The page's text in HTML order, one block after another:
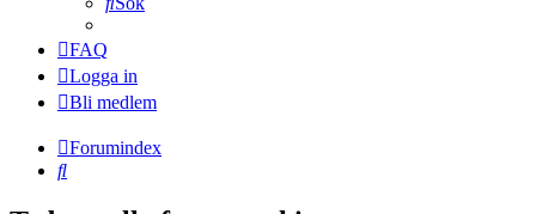
FAQ
Logga in
Bli medlem
Forumindex
Sök